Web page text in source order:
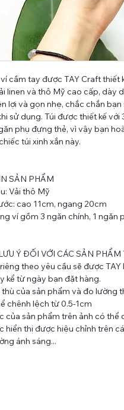
cầm tay được TAY Craft thiết
linen và thô Mỹ cao cấp, dày
lợi và gọn nhẹ, chắc chắn
sử dụng. Túi được thiết kế với
phụ đựng thẻ, vì vậy bạn
túi xinh xắn này.
SẢN PHẨM
Vải thô Mỹ
cao 11cm, ngang 20cm
ví gồm 3 ngăn chính, 1 ngăn
Ý ĐỐI VỚI CÁC SẢN PHẨM
theo yêu cầu sẽ được
kể từ ngày bạn đặt hàng.
của sản phẩm và đo lường
chênh lệch từ 0.5-1cm
của sản phẩm trên ảnh có
hiển thị được hiệu chỉnh trên
ánh sáng...